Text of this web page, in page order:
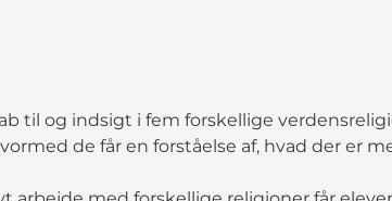
til og indsigt i fem forskellige
de får en forståelse af, hvad der er